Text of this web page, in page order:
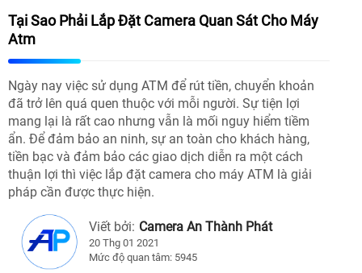
Tại Sao Phải Lắp Đặt Camera Quan Sát Cho Máy
Atm
Ngày nay việc sử dụng ATM để rút tiền, chuyển khoản
đã trở lên quá quen thuộc với mỗi người. Sự tiện lợi
mang lại là rất cao nhưng vẫn là mối nguy hiểm tiềm
ẩn. Để đảm bảo an ninh, sự an toàn cho khách hàng,
tiền bạc và đảm bảo các giao dịch diễn ra một cách
thuận lợi thì việc lắp đặt camera cho máy ATM là giải
pháp cần được thực hiện.
Viết bởi: Camera An Thành Phát
20 Thg 01 2021
Mức độ quan tâm: 5945